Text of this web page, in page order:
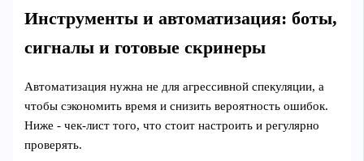
Инструменты и автоматизация: боты,
сигналы и готовые скринеры
Автоматизация нужна не для агрессивной спекуляции, а
чтобы сэкономить время и снизить вероятность ошибок.
Ниже - чек-лист того, что стоит настроить и регулярно
проверять.